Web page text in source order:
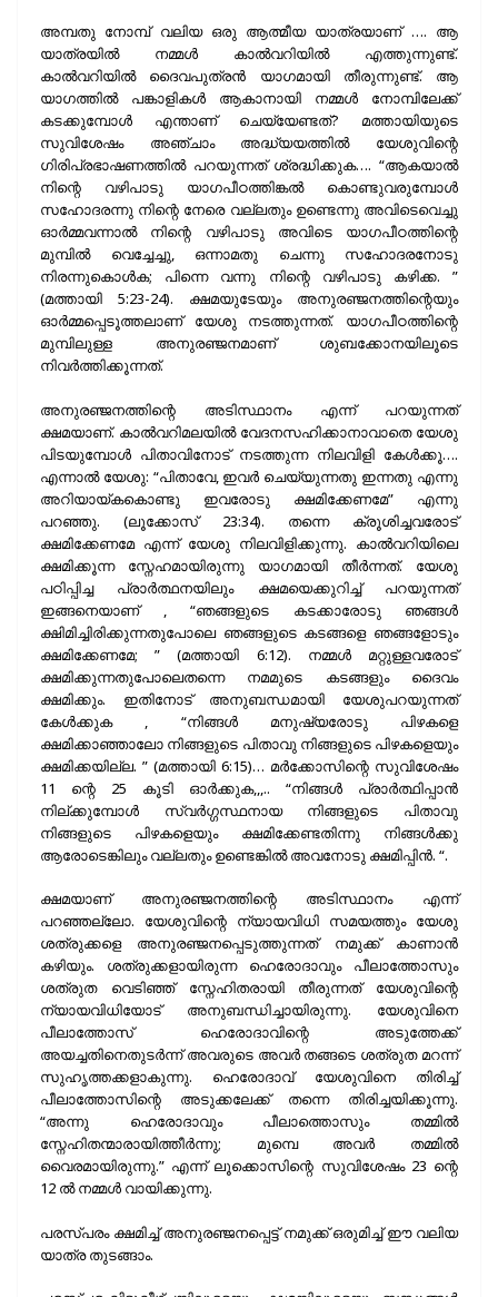
അമ്പതു നോമ്പ് വലിയ ഒരു ആത്മീയ യാത്രയാണ് …. ആ
യാത്രയിൽ നമ്മൾ കാൽവറിയിൽ എത്തുന്നുണ്ട്.
കാൽവറിയിൽ ദൈവപുത്രൻ യാഗമായി തീരുന്നുണ്ട്. ആ
യാഗത്തിൽ പങ്കാളികൾ ആകാനായി നമ്മൾ നോമ്പിലേക്ക്
കടക്കുമ്പോൾ എന്താണ് ചെയ്യേണ്ടത്? മത്തായിയുടെ
സുവിശേഷം അഞ്ചാം അദ്ധ്യയത്തിൽ യേശുവിന്റെ
ഗിരിപ്രഭാഷണത്തിൽ പറയുന്നത് ശ്രദ്ധിക്കുക…. “ആകയാൽ
നിന്റെ വഴിപാടു യാഗപീഠത്തിങ്കൽ കൊണ്ടുവരുമ്പോൾ
സഹോദരന്നു നിന്റെ നേരെ വല്ലതും ഉണ്ടെന്നു അവിടെവെച്ചു
ഓർമ്മവന്നാൽ നിന്റെ വഴിപാടു അവിടെ യാഗപീഠത്തിന്റെ
മുമ്പിൽ വെച്ചേച്ചു, ഒന്നാമതു ചെന്നു സഹോദരനോടു
നിരന്നുകൊൾക; പിന്നെ വന്നു നിന്റെ വഴിപാടു കഴിക്ക. ”
(മത്തായി 5:23-24). ക്ഷമയുടേയും അനുരഞ്ജനത്തിന്റെയും
ഓർമ്മപ്പെടൂത്തലാണ് യേശു നടത്തുന്നത്. യാഗപീഠത്തിന്റെ
മുമ്പിലുള്ള അനുരഞ്ജനമാണ് ശുബക്കോനയിലൂടെ
നിവർത്തിക്കൂന്നത്.
അനുരഞ്ജനത്തിന്റെ അടിസ്ഥാനം എന്ന് പറയുന്നത്
ക്ഷമയാണ്. കാൽവറിമലയിൽ വേദനസഹിക്കാനാവാതെ യേശു
പിടയുമ്പോൾ പിതാവിനോട് നടത്തുന്ന നിലവിളി കേൾക്കൂ….
എന്നാൽ യേശു: “പിതാവേ, ഇവർ ചെയ്യുന്നതു ഇന്നതു എന്നു
അറിയായ്കകൊണ്ടു ഇവരോടു ക്ഷമിക്കേണമേ” എന്നു
പറഞ്ഞു. (ലൂക്കോസ് 23:34). തന്നെ ക്രൂശിച്ചവരോട്
ക്ഷമിക്കേണമേ എന്ന് യേശു നിലവിളിക്കുന്നു. കാൽവറിയിലെ
ക്ഷമിക്കൂന്ന സ്നേഹമായിരുന്നു യാഗമായി തീർന്നത്. യേശു
പഠിപ്പിച്ച പ്രാർത്ഥനയിലും ക്ഷമയെക്കുറിച്ച് പറയുന്നത്
ഇങ്ങനെയാണ് , “ഞങ്ങളുടെ കടക്കാരോടു ഞങ്ങൾ
ക്ഷിമിച്ചിരിക്കുന്നതുപോലെ ഞങ്ങളുടെ കടങ്ങളെ ഞങ്ങളോടും
ക്ഷമിക്കേണമേ; ” (മത്തായി 6:12). നമ്മൾ മറ്റുള്ളവരോട്
ക്ഷമിക്കുന്നതുപോലെതന്നെ നമമുടെ കടങ്ങളും ദൈവം
ക്ഷമിക്കും. ഇതിനോട് അനുബന്ധമായി യേശുപറയുന്നത്
കേൾക്കുക , “നിങ്ങൾ മനുഷ്യരോടു പിഴകളെ
ക്ഷമിക്കാഞ്ഞാലോ നിങ്ങളുടെ പിതാവു നിങ്ങളുടെ പിഴകളെയും
ക്ഷമിക്കയില്ല. ” (മത്തായി 6:15)… മർക്കോസിന്റെ സുവിശേഷം
11 ന്റെ 25 കൂടി ഓർക്കുക,,,.. “നിങ്ങൾ പ്രാർത്ഥിപ്പാൻ
നില്ക്കുമ്പോൾ സ്വർഗ്ഗസ്ഥനായ നിങ്ങളുടെ പിതാവു
നിങ്ങളുടെ പിഴകളെയും ക്ഷമിക്കേണ്ടതിന്നു നിങ്ങൾക്കു
ആരോടെങ്കിലും വല്ലതും ഉണ്ടെങ്കിൽ അവനോടു ക്ഷമിപ്പിൻ. “.
ക്ഷമയാണ് അനുരഞ്ജനത്തിന്റെ അടിസ്ഥാനം എന്ന്
പറഞ്ഞല്ലോ. യേശുവിന്റെ ന്യായവിധി സമയത്തും യേശു
ശത്രുക്കളെ അനുരഞ്ജനപ്പെടുത്തുന്നത് നമുക്ക് കാണാൻ
കഴിയും. ശത്രുക്കളായിരുന്ന ഹെരോദാവും പീലാത്തോസും
ശത്രുത വെടിഞ്ഞ് സ്നേഹിതരായി തീരുന്നത് യേശുവിന്റെ
ന്യായവിധിയോട് അനുബന്ധിച്ചായിരുന്നു. യേശുവിനെ
പീലാത്തോസ് ഹെരോദാവിന്റെ അടുത്തേക്ക്
അയച്ചതിനെതുടർന്ന് അവരുടെ അവർ തങ്ങടെ ശത്രുത മറന്ന്
സുഹൃത്തക്കളാകുന്നു. ഹെരോദാവ് യേശുവിനെ തിരിച്ച്
പീലാത്തോസിന്റെ അടുക്കലേക്ക് തന്നെ തിരിച്ചയിക്കൂന്നു.
“അന്നു ഹെരോദാവും പീലാത്തൊസും തമ്മിൽ
സ്നേഹിതന്മാരായിത്തീർന്നു; മുമ്പെ അവർ തമ്മിൽ
വൈരമായിരുന്നു.” എന്ന് ലൂക്കൊസിന്റെ സുവിശേഷം 23 ന്റെ
12 ൽ നമ്മൾ വായിക്കുന്നു.
പരസ്പരം ക്ഷമിച്ച് അനുരഞ്ജനപ്പെട്ട് നമുക്ക് ഒരുമിച്ച് ഈ വലിയ
യാത്ര തുടങ്ങാം.